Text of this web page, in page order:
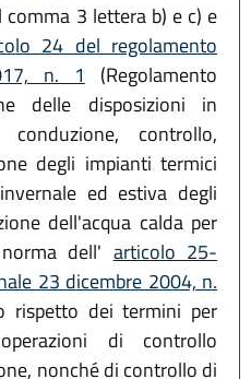
3 lettera b) e c) e
24 del regolamento
n. 1
(Regolamento
delle disposizioni in
controllo,
degli impianti termici
ed estiva degli
dell'acqua calda per
dell' articolo 25-
23 dicembre 2004, n.
rispetto dei termini per
di controllo
nonché di controllo di